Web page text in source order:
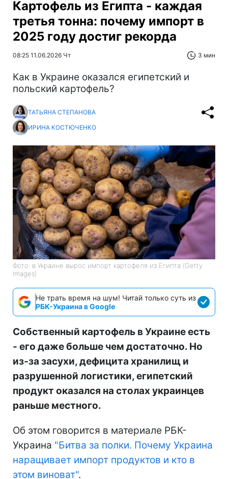
Картофель из Египта - каждая
третья тонна: почему импорт в
2025 году достиг рекорда
08:25 11.06.2026 Чт 3 мин
Как в Украине оказался египетский и
польский картофель?
ТАТЬЯНА СТЕПАНОВА
ИРИНА КОСТЮЧЕНКО
Фото: в Украине вырос импорт картофеля из Египта (Getty
Images)
Не трать время на шум! Читай только суть из
РБК-Украина в Google
Собственный картофель в Украине есть
- его даже больше чем достаточно. Но
из-за засухи, дефицита хранилищ и
разрушенной логистики, египетский
продукт оказался на столах украинцев
раньше местного.
Об этом говорится в материале РБК-
Украина "Битва за полки. Почему Украина
наращивает импорт продуктов и кто в
этом виноват".